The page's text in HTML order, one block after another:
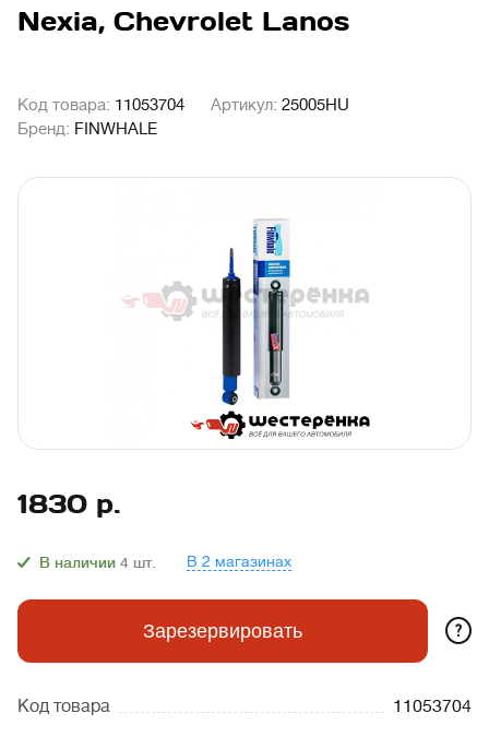
Nexia, Chevrolet Lanos
Код товара: 11053704 Артикул: 25005HU
Бренд: FINWHALE
1830 р.
В наличии 4 шт. В 2 магазинах
Зарезервировать ?
Код товара 11053704